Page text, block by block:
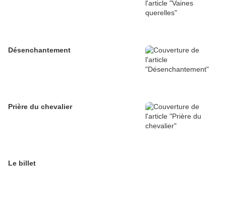
Désenchantement
Prière du chevalier
Le billet